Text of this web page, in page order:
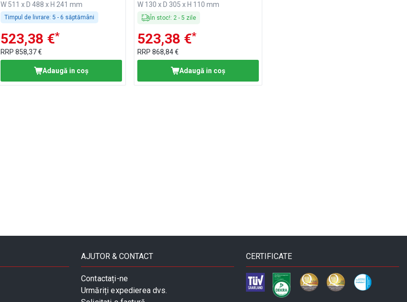
W 511 x D 488 x H 241 mm
Timpul de livrare: 5 - 6 săptămâni
523,38 €*
RRP858,37 €
Adaugă in coş
W 130 x D 305 x H 110 mm
În stoc!: 2 -5 zile
523,38 €*
RRP868,84 €
Adaugă in coş
AJUTOR & CONTACT
Contactați-ne
Urmăriți expedierea dvs.
CERTIFICATE